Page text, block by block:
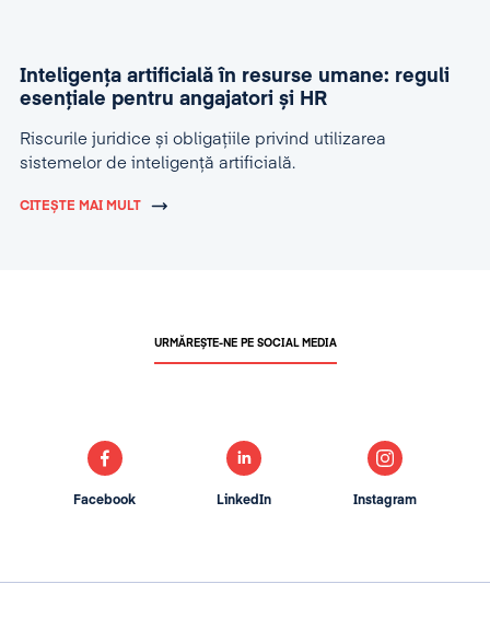
Inteligența artificială în resurse umane: reguli
esențiale pentru angajatori și HR
Riscurile juridice și obligațiile privind utilizarea
sistemelor de inteligență artificială.
CITEȘTE MAI MULT
URMĂREȘTE-NE PE SOCIAL MEDIA
Facebook LinkedIn Instagram